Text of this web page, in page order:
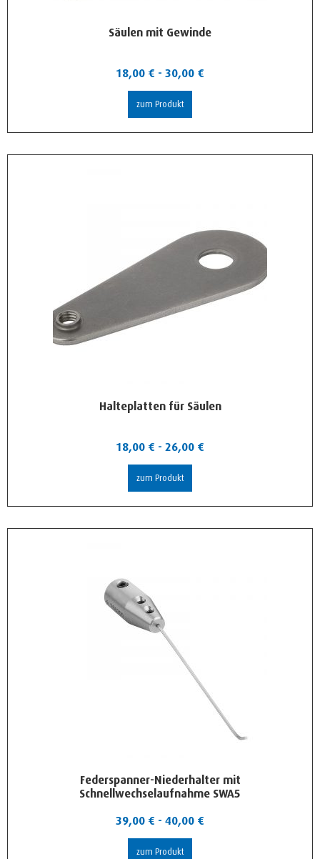
Säulen mit Gewinde
18,00 € - 30,00 €
zum Produkt
Halteplatten für Säulen
18,00 € - 26,00 €
zum Produkt
Federspanner-Niederhalter mit
Schnellwechselaufnahme SWA5
39,00 € - 40,00 €
zum Produkt